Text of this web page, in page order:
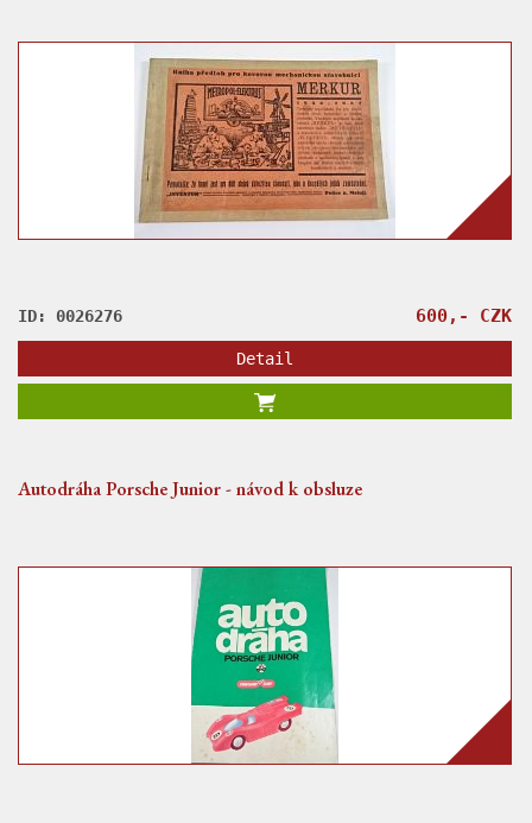
ID: 0026276 600,- CZK
Detail
Autodráha Porsche Junior - návod k obsluze